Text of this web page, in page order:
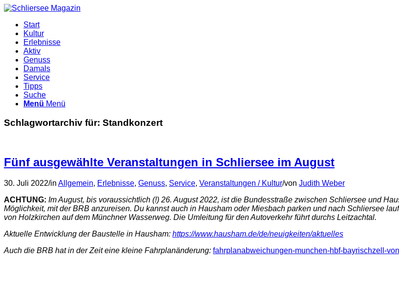
Start
Kultur
Erlebnisse
Aktiv
Genuss
Damals
Service
Tipps
Suche
Menü Menü
Schlagwortarchiv für: Standkonzert
Fünf ausgewählte Veranstaltungen in Schliersee im August
30. Juli 2022/in Allgemein, Erlebnisse, Genuss, Service, Veranstaltungen / Kultur/von Judith Weber
ACHTUNG: Im August, bis voraussichtlich (!) 26. August 2022, ist die Bundesstraße zwischen Schliersee und
Möglichkeit, mit der BRB anzureisen. Du kannst auch in Hausham oder Miesbach parken und nach Schliersee
von Holzkirchen auf dem Münchner Wasserweg. Die Umleitung für den Autoverkehr führt durchs Leitzachtal.
Aktuelle Entwicklung der Baustelle in Hausham: https://www.hausham.de/de/neuigkeiten/aktuelles
Auch die BRB hat in der Zeit eine kleine Fahrplanänderung: fahrplanabweichungen-munchen-hbf-bayrischzell-